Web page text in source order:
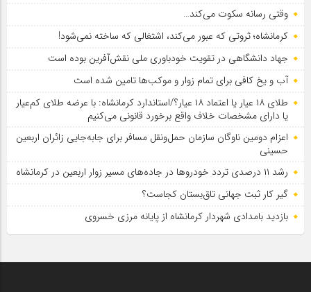
وقتی رسانه سکوت می‌کند…
کرمانشاه؛ ثروتی که عبور می‌کند، اشتغالی که ساخته نمی‌شود!
جهاد دانشگاهی در تقویت خودباوری ملی نقش‌آفرین بوده است
آب و یخ کافی برای تمام زوار و موکب‌ها تامین شده است
طلای ۱۸ عیار یا اعتماد ۱۸ عیار؟/استاندارد کرمانشاه: با عرضه طلای کم‌عیار
یا دارای مشخصات خلاف واقع برخورد قانونی می‌کنیم
اعزام دومین ناوگان سازمان حمل‌ونقل مسافر برای جابه‌جایی زائران اربعین
حسینی
رشد ۱۱ درصدی تردد خودروها در جاده‌های مسیر زوار اربعین در کرمانشاه
گیر کار ثبت جهانی تاق‌بستان کجاست؟
بازدید بامدادی شهردار کرمانشاه از پایانه مرزی خسروی